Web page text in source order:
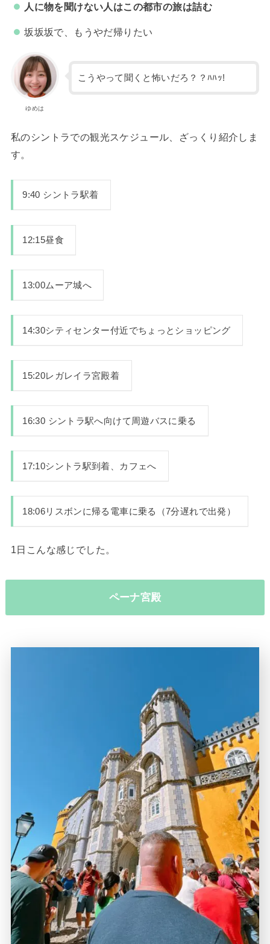
人に物を聞けない人はこの都市の旅は詰む
坂坂坂で、もうやだ帰りたい
ゆめは
こうやって聞くと怖いだろ？？ﾊﾊｯ!
私のシントラでの観光スケジュール、ざっくり紹介しま
す。
9:40 シントラ駅着
12:15昼食
13:00ムーア城へ
14:30シティセンター付近でちょっとショッピング
15:20レガレイラ宮殿着
16:30 シントラ駅へ向けて周遊バスに乗る
17:10シントラ駅到着、カフェへ
18:06リスボンに帰る電車に乗る（7分遅れで出発）
1日こんな感じでした。
ペーナ宮殿